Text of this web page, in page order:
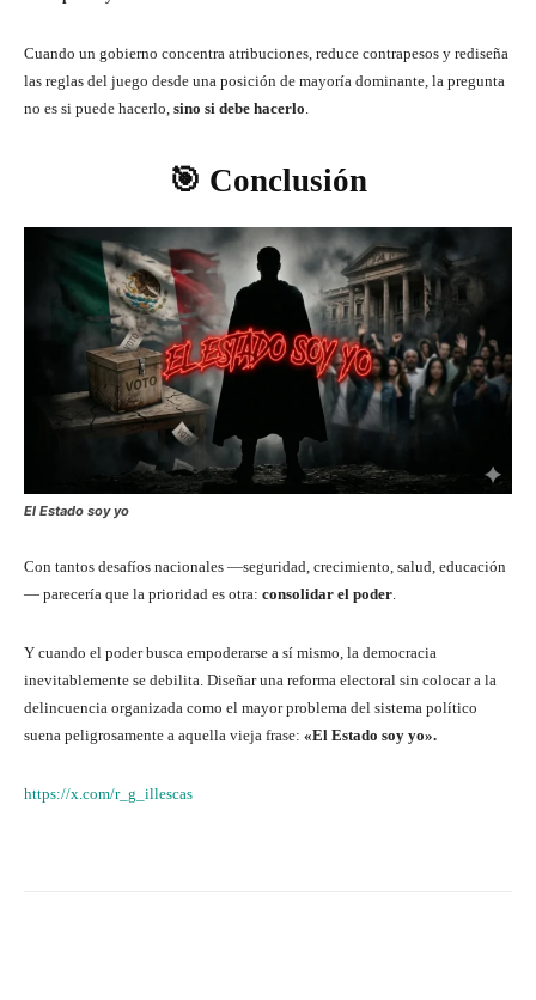
Cuando un gobierno concentra atribuciones, reduce contrapesos y rediseña
las reglas del juego desde una posición de mayoría dominante, la pregunta
no es si puede hacerlo, sino si debe hacerlo.
🎯 Conclusión
El Estado soy yo
Con tantos desafíos nacionales —seguridad, crecimiento, salud, educación
— parecería que la prioridad es otra: consolidar el poder
Y cuando el poder busca empoderarse a sí mismo, la democracia
inevitablemente se debilita. Diseñar una reforma electoral sin colocar a la
delincuencia organizada como el mayor problema del sistema político
suena peligrosamente a aquella vieja frase: «El Estado soy yo».
https://x.com/r_g_illescas